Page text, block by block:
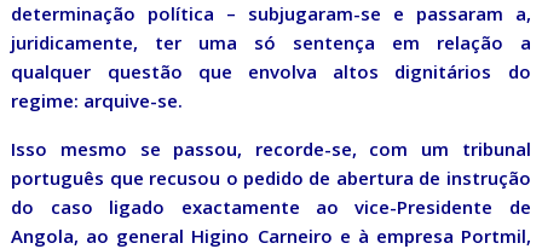
determinação política – subjugaram-se e passaram a,
juridicamente, ter uma só sentença em relação a
qualquer questão que envolva altos dignitários do
regime: arquive-se.
Isso mesmo se passou, recorde-se, com um tribunal
português que recusou o pedido de abertura de instrução
do caso ligado exactamente ao vice-Presidente de
Angola, ao general Higino Carneiro e à empresa Portmil,